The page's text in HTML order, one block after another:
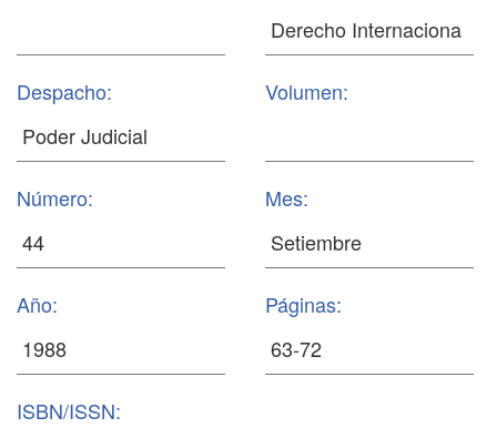
Despacho: Volumen:
Número: Mes:
Año: Páginas:
ISBN/ISSN: